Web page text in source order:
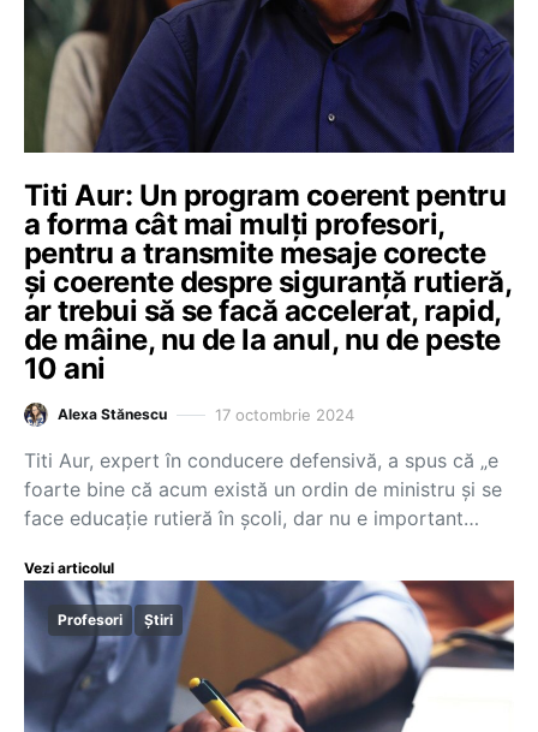
Titi Aur: Un program coerent pentru
a forma cât mai mulți profesori,
pentru a transmite mesaje corecte
și coerente despre siguranță rutieră,
ar trebui să se facă accelerat, rapid,
de mâine, nu de la anul, nu de peste
10 ani
Alexa Stănescu 17 octombrie 2024
Titi Aur, expert în conducere defensivă, a spus că „e
foarte bine că acum există un ordin de ministru și se
face educație rutieră în școli, dar nu e important…
Vezi articolul
Profesori Știri